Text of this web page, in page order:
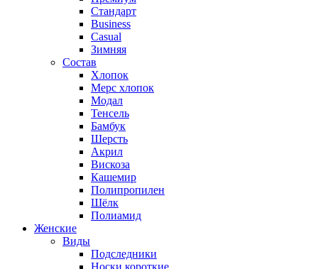
Стандарт
Business
Casual
Зимняя
Состав
Хлопок
Мерс хлопок
Модал
Тенсель
Бамбук
Шерсть
Акрил
Вискоза
Кашемир
Полипропилен
Шёлк
Полиамид
Женские
Виды
Подследники
Носки короткие